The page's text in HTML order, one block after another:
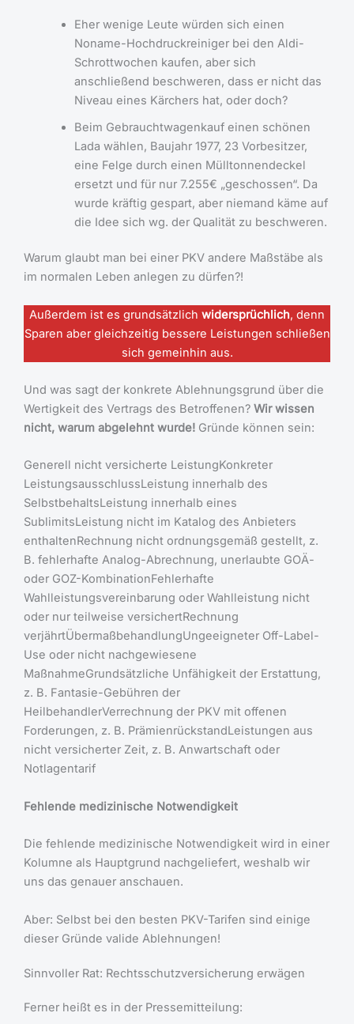
Eher wenige Leute würden sich einen
Noname-Hochdruckreiniger bei den Aldi-
Schrottwochen kaufen, aber sich
anschließend beschweren, dass er nicht das
Niveau eines Kärchers hat, oder doch?
Beim Gebrauchtwagenkauf einen schönen
Lada wählen, Baujahr 1977, 23 Vorbesitzer,
eine Felge durch einen Mülltonnendeckel
ersetzt und für nur 7.255€ „geschossen“. Da
wurde kräftig gespart, aber niemand käme auf
die Idee sich wg. der Qualität zu beschweren.
Warum glaubt man bei einer PKV andere Maßstäbe als
im normalen Leben anlegen zu dürfen?!
Außerdem ist es grundsätzlich widersprüchlich, denn
Sparen aber gleichzeitig bessere Leistungen schließen
sich gemeinhin aus.
Und was sagt der konkrete Ablehnungsgrund über die
Wertigkeit des Vertrags des Betroffenen? Wir wissen
nicht, warum abgelehnt wurde! Gründe können sein:
Generell nicht versicherte LeistungKonkreter
LeistungsausschlussLeistung innerhalb des
SelbstbehaltsLeistung innerhalb eines
SublimitsLeistung nicht im Katalog des Anbieters
enthaltenRechnung nicht ordnungsgemäß gestellt, z.
B. fehlerhafte Analog-Abrechnung, unerlaubte GOÄ-
oder GOZ-KombinationFehlerhafte
Wahlleistungsvereinbarung oder Wahlleistung nicht
oder nur teilweise versichertRechnung
verjährtÜbermaßbehandlungUngeeigneter Off-Label-
Use oder nicht nachgewiesene
MaßnahmeGrundsätzliche Unfähigkeit der Erstattung,
z. B. Fantasie-Gebühren der
HeilbehandlerVerrechnung der PKV mit offenen
Forderungen, z. B. PrämienrückstandLeistungen aus
nicht versicherter Zeit, z. B. Anwartschaft oder
Notlagentarif
Fehlende medizinische Notwendigkeit
Die fehlende medizinische Notwendigkeit wird in einer
Kolumne als Hauptgrund nachgeliefert, weshalb wir
uns das genauer anschauen.
Aber: Selbst bei den besten PKV-Tarifen sind einige
dieser Gründe valide Ablehnungen!
Sinnvoller Rat: Rechtsschutzversicherung erwägen
Ferner heißt es in der Pressemitteilung: